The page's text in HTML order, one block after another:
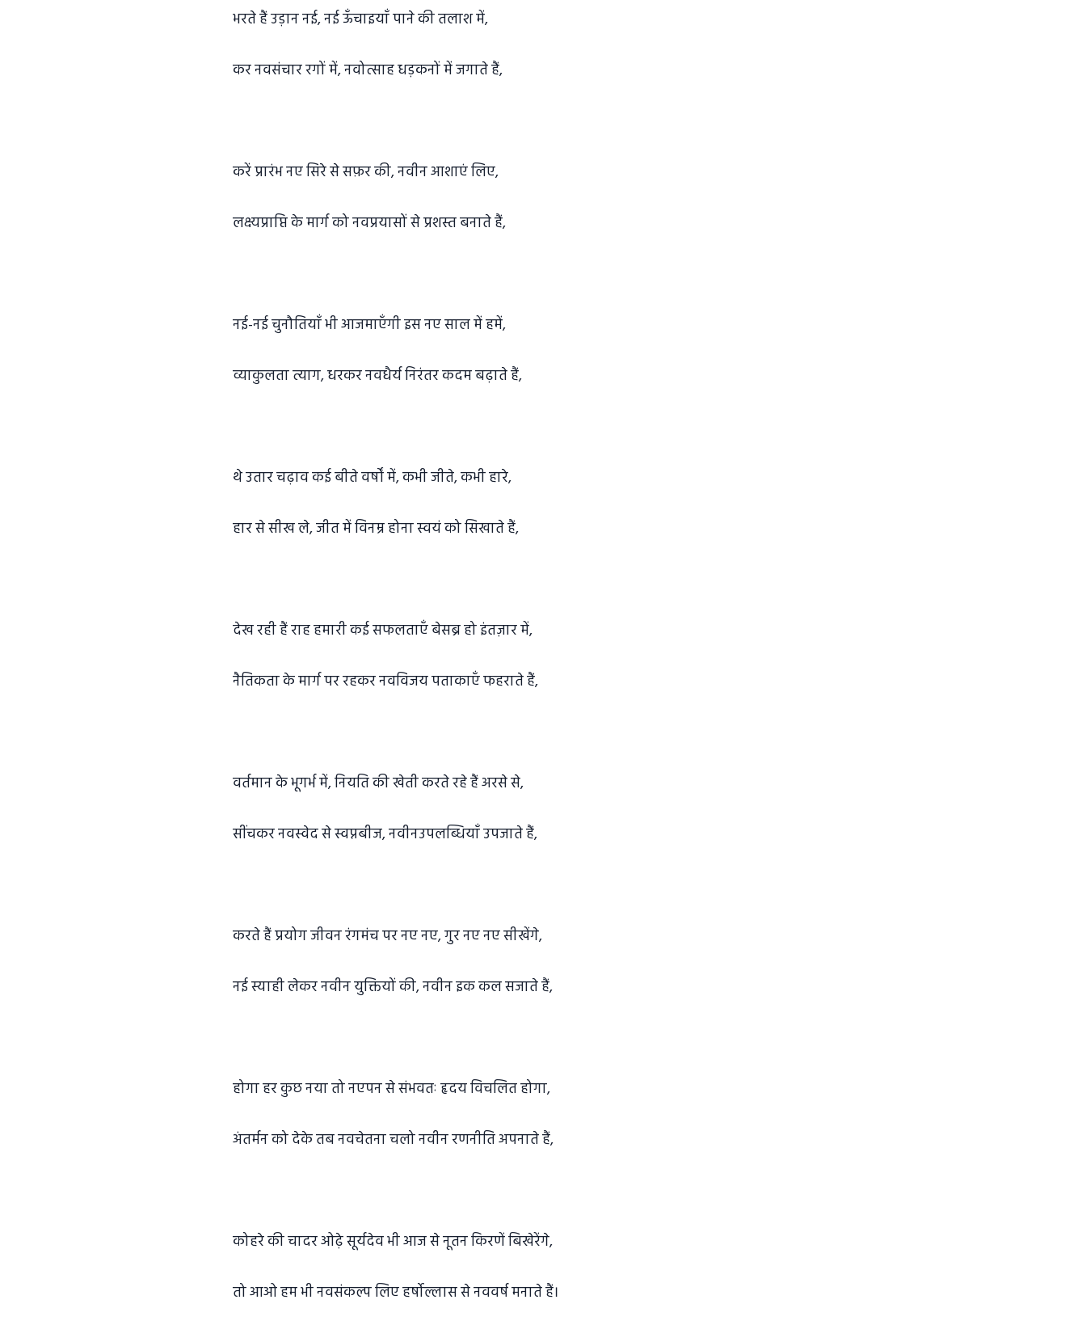
भरते हैं उड़ान नई, नई ऊँचाइयाँ पाने की तलाश में,
कर नवसंचार रगों में, नवोत्साह धड़कनों में जगाते हैं,
करें प्रारंभ नए सिरे से सफ़र की, नवीन आशाएं लिए,
लक्ष्यप्राप्ति के मार्ग को नवप्रयासों से प्रशस्त बनाते हैं,
नई-नई चुनौतियाँ भी आजमाएँगी इस नए साल में हमें,
व्याकुलता त्याग, धरकर नवधैर्य निरंतर कदम बढ़ाते हैं,
थे उतार चढ़ाव कई बीते वर्षों में, कभी जीते, कभी हारे,
हार से सीख ले, जीत में विनम्र होना स्वयं को सिखाते हैं,
देख रही हैं राह हमारी कई सफलताएँ बेसब्र हो इंतज़ार में,
नैतिकता के मार्ग पर रहकर नवविजय पताकाएँ फहराते हैं,
वर्तमान के भूगर्भ में, नियति की खेती करते रहे हैं अरसे से,
सींचकर नवस्वेद से स्वप्नबीज, नवीनउपलब्धियाँ उपजाते हैं,
करते हैं प्रयोग जीवन रंगमंच पर नए नए, गुर नए नए सीखेंगे,
नई स्याही लेकर नवीन युक्तियों की, नवीन इक कल सजाते हैं,
होगा हर कुछ नया तो नएपन से संभवतः हृदय विचलित होगा,
अंतर्मन को देके तब नवचेतना चलो नवीन रणनीति अपनाते हैं,
कोहरे की चादर ओढ़े सूर्यदेव भी आज से नूतन किरणें बिखेरेंगे,
तो आओ हम भी नवसंकल्प लिए हर्षोल्लास से नववर्ष मनाते हैं।